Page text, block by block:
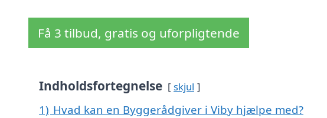
Få 3 tilbud, gratis og uforpligtende
Indholdsfortegnelse skjul
1) Hvad kan en Byggerådgiver i Viby hjælpe med?